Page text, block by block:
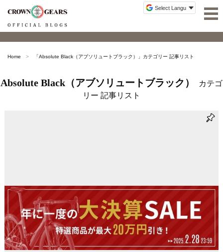
Home 「Absolute Black（アブソリュートブラック） 」カテゴリー 記事リスト
Absolute Black（アブソリュートブラック） カテゴ
リー 記事リスト